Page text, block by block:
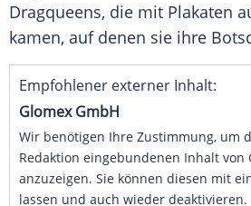
Dragqueens, die mit Plakaten
kamen, auf denen sie ihre
Empfohlener externer Inhalt:
Glomex GmbH
Wir benötigen Ihre Zustimmung, um
Redaktion eingebundenen Inhalt von
anzuzeigen. Sie können diesen mit
lassen und auch wieder deaktivieren.